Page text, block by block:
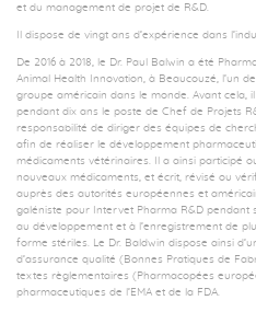
et du management de projet de R&D.
Il dispose de vingt ans d’expérience dans
De 2016 à 2018, le Dr. Paul Balwin a été
Animal Health Innovation, à Beaucouzé, l’un
groupe américain dans le monde. Avant cela,
pendant dix ans le poste de Chef de Projets
responsabilité de diriger des équipes de
afin de réaliser le développement
médicaments vétérinaires. Il a ainsi participé
nouveaux médicaments, et écrit, révisé ou
auprès des autorités européennes et
galéniste pour Intervet Pharma R&D pendant
au développement et à l’enregistrement de
forme stériles. Le Dr. Baldwin dispose ainsi
d’assurance qualité (Bonnes Pratiques de
textes règlementaires (Pharmacopées
pharmaceutiques de l’EMA et de la FDA.